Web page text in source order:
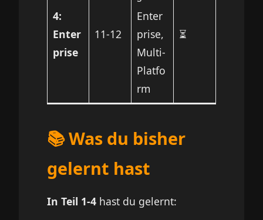
4:
Enter
prise
11-12
Enter
prise,
Multi-
Platfo
rm
⏳
📚 Was du bisher
gelernt hast
In Teil 1-4 hast du gelernt: